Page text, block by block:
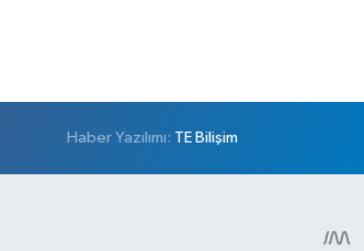
Haber Yazılımı: TE Bilişim